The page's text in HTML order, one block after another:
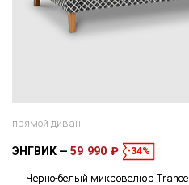
прямой диван
ЭНГВИК 59 990 ₽ -34%
Черно-белый микровелюр Trance